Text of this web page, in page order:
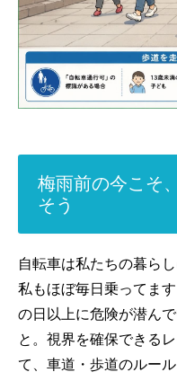
梅雨前の今こそ
そう
自転車は私たちの暮ら
私もほぼ毎日乗ってま
の日以上に危険が潜ん
と。視界を確保できる
て、車道・歩道のルー